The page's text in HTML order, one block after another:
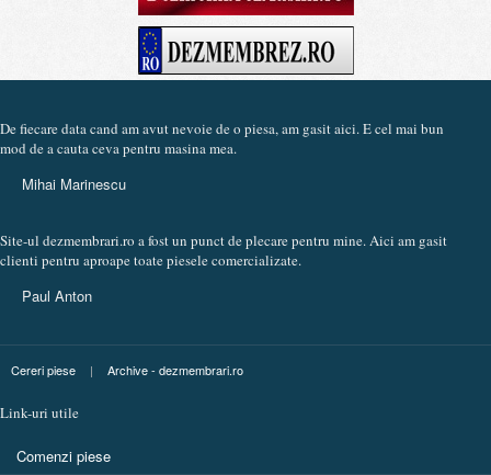
De fiecare data cand am avut nevoie de o piesa, am gasit aici. E cel mai bun
mod de a cauta ceva pentru masina mea.
Mihai Marinescu
Site-ul dezmembrari.ro a fost un punct de plecare pentru mine. Aici am gasit
clienti pentru aproape toate piesele comercializate.
Paul Anton
Cereri piese | Archive - dezmembrari.ro
Link-uri utile
Comenzi piese